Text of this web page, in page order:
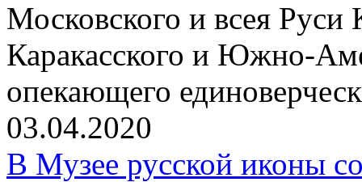
Московского и всея Руси
Каракасского и Южно-
опекающего
03.04.2020
В Музее русской иконы